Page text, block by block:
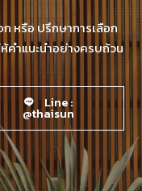
หรือ ปรึกษาการเลือก
คำแนะนำอย่างครบถ้วน
Line :
@thaisun